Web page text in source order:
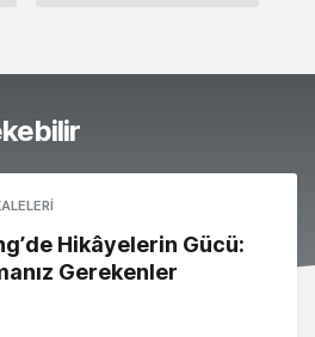
Hikâyelerin Gücü:
Gerekenler